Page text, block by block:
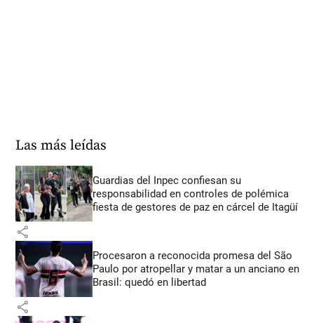
Las más leídas
Guardias del Inpec confiesan su
responsabilidad en controles de polémica
fiesta de gestores de paz en cárcel de Itagüí
share
Procesaron a reconocida promesa del São
Paulo por atropellar y matar a un anciano en
Brasil: quedó en libertad
share